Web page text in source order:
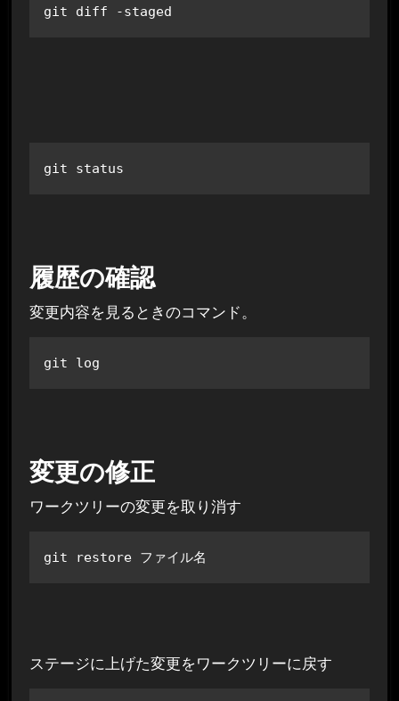
git diff -staged
git status
履歴の確認
変更内容を見るときのコマンド。
git log
変更の修正
ワークツリーの変更を取り消す
git restore ファイル名
ステージに上げた変更をワークツリーに戻す